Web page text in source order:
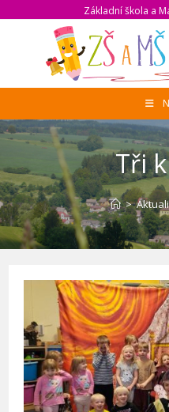
Základní škola a
Tři
>